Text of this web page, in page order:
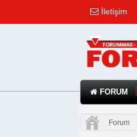
İletişim
FORUM
Forum